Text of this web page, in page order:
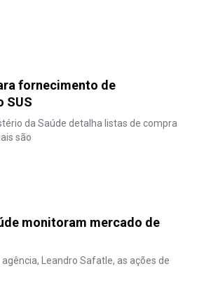
fornecimento de
SUS
da Saúde detalha listas de compra
são
monitoram mercado de
Leandro Safatle, as ações de